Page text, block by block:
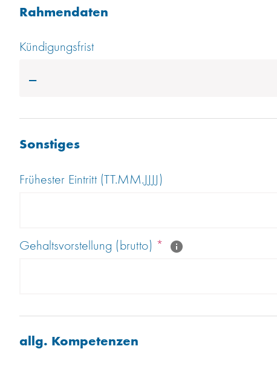
Rahmendaten
Kündigungsfrist
---
Sonstiges
Frühester Eintritt (TT.MM.JJJJ)
Gehaltsvorstellung (brutto) *
allg. Kompetenzen